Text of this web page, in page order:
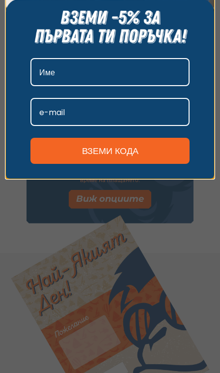
Ще видиш следващите стъпки за
потвърждаване на резервацията.
Виж опциите
Плати с ваучер
Имаш универсален ваучер
иливаучер за друго преживяване?
Въведи кода и следвай стъпките,
за да заявиш резервация.
време на плащането.
Виж опциите
всички бисквитки, да откажете всички или да
изберете предпочитания. За повече информация
относно начина, по който обработваме вашите
данни, моля, посетете нашата страница за
поверителност.
Приемам
ВЗЕМИ КОДА